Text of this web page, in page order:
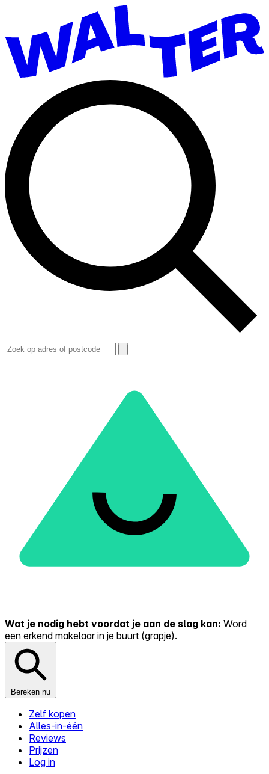
Wat je nodig hebt voordat je aan de slag kan: Word
een erkend makelaar in je buurt (grapje).
Bereken nu
Zelf kopen
Alles-in-één
Reviews
Prijzen
Log in